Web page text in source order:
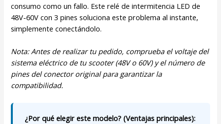
consumo como un fallo. Este relé de intermitencia LED de
48V-60V con 3 pines soluciona este problema al instante,
simplemente conectándolo.
Nota: Antes de realizar tu pedido, comprueba el voltaje del
sistema eléctrico de tu scooter (48V o 60V) y el número de
pines del conector original para garantizar la
compatibilidad.
¿Por qué elegir este modelo? (Ventajas principales):